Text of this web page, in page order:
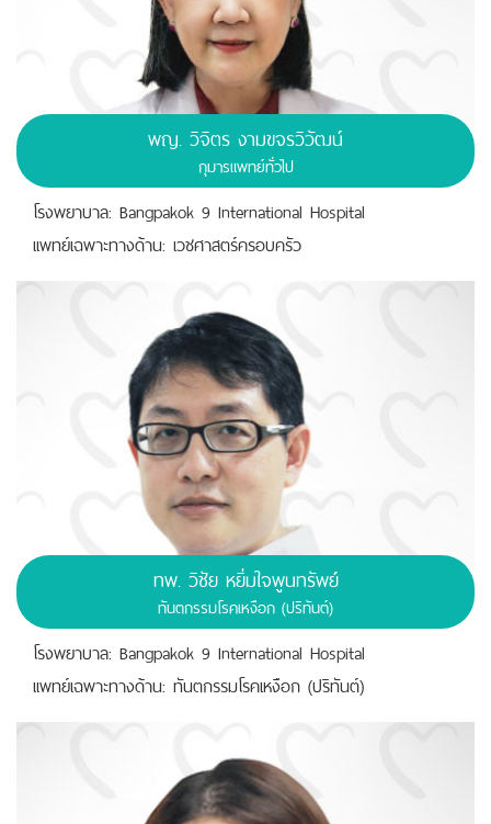
พญ. วิจิตร งามขจรวิวัฒน์
กุมารแพทย์ทั่วไป
โรงพยาบาล: Bangpakok 9 International Hospital
เเพทย์เฉพาะทางด้าน: เวชศาสตร์ครอบครัว
ทพ. วิชัย หยิ่มใจพูนทรัพย์
ทันตกรรมโรคเหงือก (ปริทันต์)
โรงพยาบาล: Bangpakok 9 International Hospital
เเพทย์เฉพาะทางด้าน: ทันตกรรมโรคเหงือก (ปริทันต์)